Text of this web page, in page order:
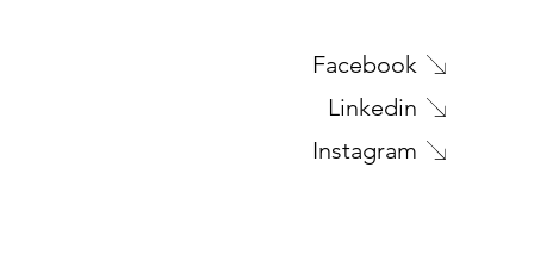
Facebook
Linkedin
Instagram